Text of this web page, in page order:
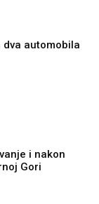
dva automobila
i nakon
Gori